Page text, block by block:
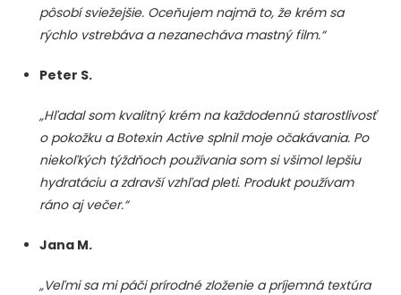
pôsobí sviežejšie. Oceňujem najmä to, že krém sa
rýchlo vstrebáva a nezanecháva mastný film.“
Peter S.
„Hľadal som kvalitný krém na každodennú starostlivosť
o pokožku a Botexin Active splnil moje očakávania. Po
niekoľkých týždňoch používania som si všimol lepšiu
hydratáciu a zdravší vzhľad pleti. Produkt používam
ráno aj večer.“
Jana M.
„Veľmi sa mi páči prírodné zloženie a príjemná textúra